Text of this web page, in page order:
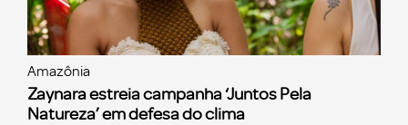
Amazônia
Zaynara estreia campanha ‘Juntos Pela
Natureza’ em defesa do clima